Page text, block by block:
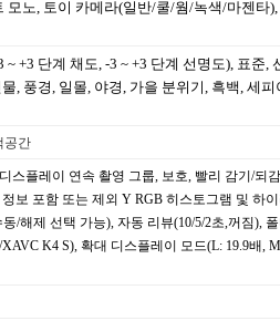
모노, 토이 카메라(일반/쿨/웜/녹색/마젠타
~ +3 단계 채도, -3 ~ +3 단계 선명도), 표준,
, 풍경, 일몰, 야경, 가을 분위기, 흑백, 세피
공간
스플레이 연속 촬영 그룹, 보호, 빨리 감기/되
보 포함 또는 제외 Y RGB 히스토그램 및 하
/해제 선택 가능), 자동 리뷰(10/5/2초,꺼짐),
K4 S), 확대 디스플레이 모드(L: 19.9배,